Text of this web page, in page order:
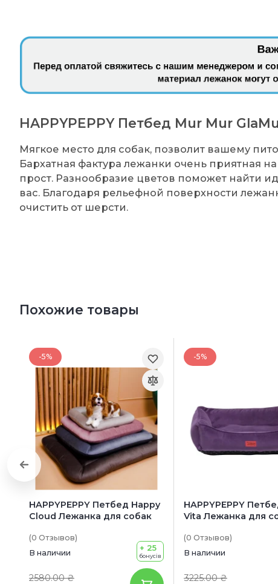
HAPPYPEPPY Петбед Mur Mur
Мягкое место для собак, позволит вашему
Бархатная фактура лежанки очень приятная
прост. Разнообразие цветов поможет найти
вас. Благодаря рельефной поверхности
очистить от шерсти.
Похожие товары
-5%
HAPPYPEPPY Петбед Happy
Cloud Лежанка для собак
(0 Отзывов)
В наличии
2580.00 ₴
+ 25
бонусів
-5%
HAPPYPEPPY
Vita Лежанка для
(0 Отзывов)
В наличии
3225.00 ₴